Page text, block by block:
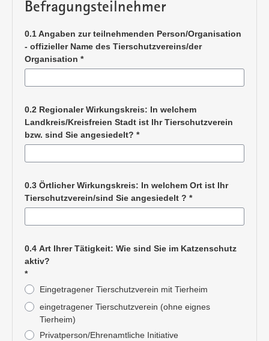
*gekennzeichnete Fragen sind Pflichtangaben.
Das bedeutet: Je nachdem, wie Sie eine Frage beantworten,
werden Ihnen danach passende Folgefragen angezeigt.
Deshalb kann es sein, dass in Ihrem Fragebogen manche
mit der Sie einen entscheidenden Beitrag zum Tierschutz in
Sachsen leisten.
Als Dankeschön für Ihre Unterstützung wird allen
Teilnehmenden nach Abschluss der Erhebung
eineZusammenfassung der Ergebnissezur Verfügung
eigene Öffentlichkeitsarbeit und Gespräche mit
Entscheidungsträgern nutzen.
Befragungsteilnehmer
0.1 Angaben zur teilnehmenden Person/Organisation
- offizieller Name des Tierschutzvereins/der
Organisation *
0.2 Regionaler Wirkungskreis: In welchem
Landkreis/Kreisfreien Stadt ist Ihr Tierschutzverein
bzw. sind Sie angesiedelt? *
0.3 Örtlicher Wirkungskreis: In welchem Ort ist Ihr
Tierschutzverein/sind Sie angesiedelt ? *
0.4 Art Ihrer Tätigkeit: Wie sind Sie im Katzenschutz
aktiv?
*
Eingetragener Tierschutzverein mit Tierheim
eingetragener Tierschutzverein (ohne eignes
Tierheim)
Privatperson/Ehrenamtliche Initiative